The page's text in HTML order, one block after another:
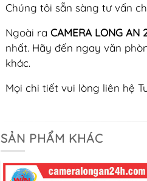
Chúng tôi sẵn sàng tư vấn
Ngoài ra CAMERA LONG AN
nhất. Hãy đến ngay văn
khác.
Mọi chi tiết vui lòng liên hệ
SẢN PHẨM KHÁC